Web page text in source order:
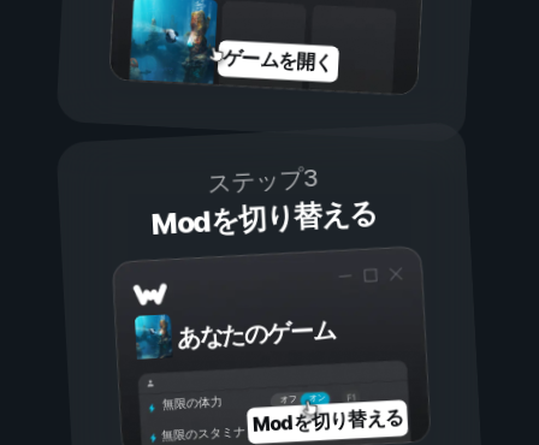
ゲームを開く
ステップ3
Modを切り替える
あなたのゲーム
オン
オフ
無限の体力
無限のスタミナ Modを切り替える